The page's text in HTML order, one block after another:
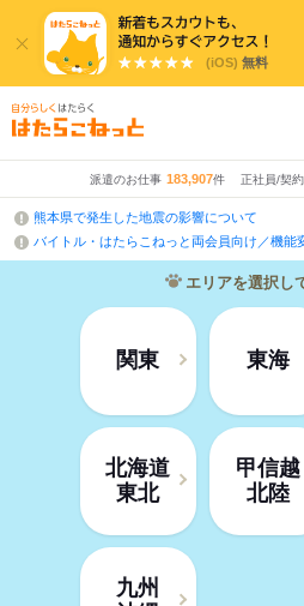
(iOS) 無料
派遣のお仕事 183,907件 正社員/契
熊本県で発生した地震の影響について
バイトル・はたらこねっと両会員向け／機能
エリアを選択し
関東 東海
北海道
東北
甲信越
北陸
九州